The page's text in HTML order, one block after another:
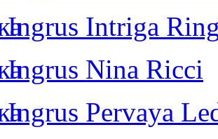
Ingrus Intriga
Ingrus Nina Ricci
Ingrus Pervaya